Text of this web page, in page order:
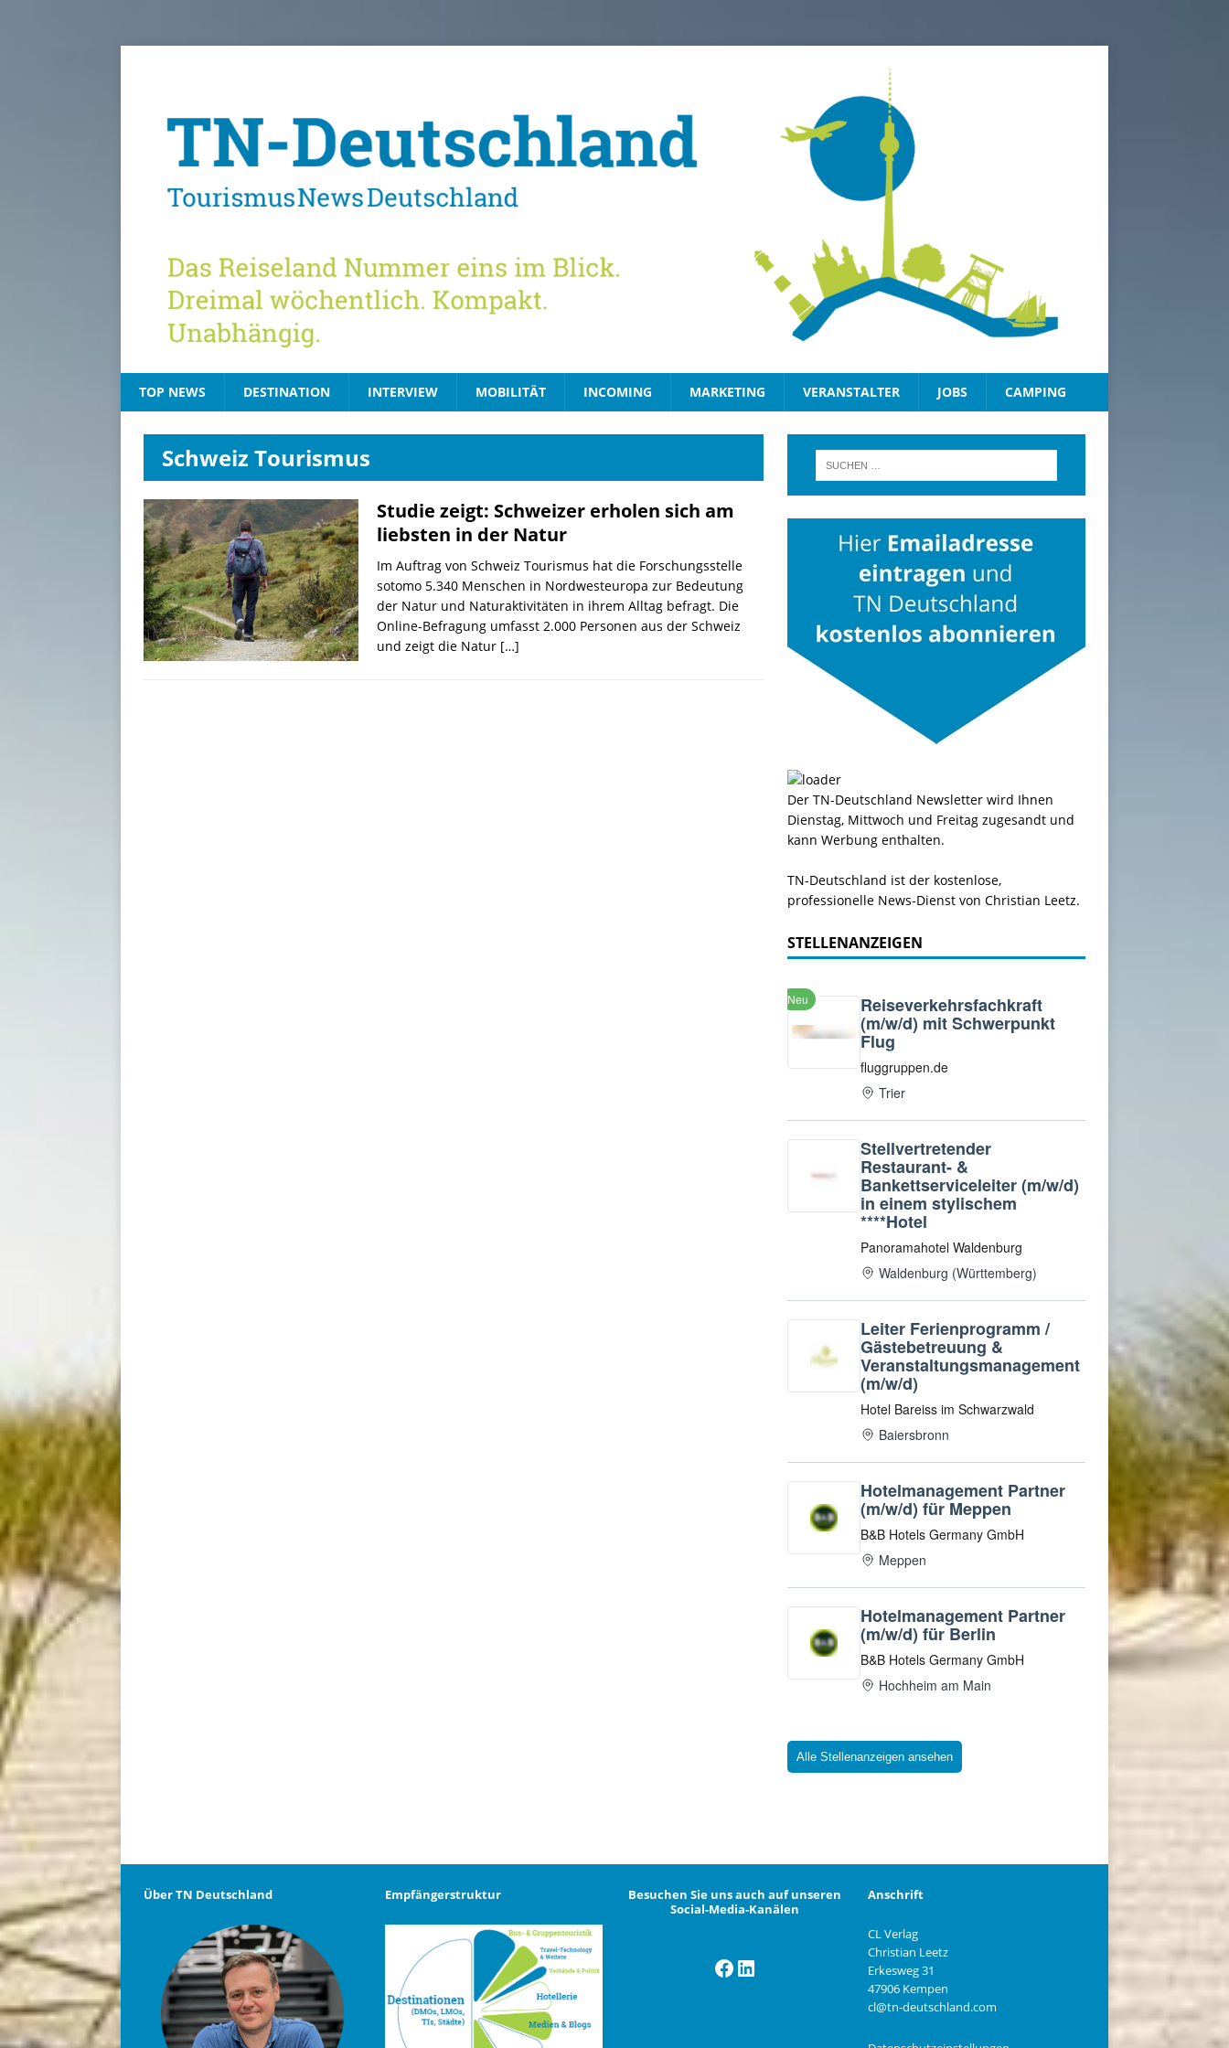
TOP NEWS DESTINATION INTERVIEW MOBILITÄT INCOMING MARKETING VERANSTALTER JOBS CAMPING
Schweiz Tourismus
Studie zeigt: Schweizer erholen sich am
liebsten in der Natur
Im Auftrag von Schweiz Tourismus hat die Forschungsstelle
sotomo 5.340 Menschen in Nordwesteuropa zur Bedeutung
der Natur und Naturaktivitäten in ihrem Alltag befragt. Die
Online-Befragung umfasst 2.000 Personen aus der Schweiz
und zeigt die Natur […]
Der TN-Deutschland Newsletter wird Ihnen
Dienstag, Mittwoch und Freitag zugesandt und
kann Werbung enthalten.
TN-Deutschland ist der kostenlose,
professionelle News-Dienst von Christian Leetz.
STELLENANZEIGEN
Alle Stellenanzeigen ansehen
Über TN Deutschland Empfängerstruktur
Besuchen Sie uns auch auf unseren
Social-Media-Kanälen
Facebook
LinkedIn
Anschrift
CL Verlag
Christian Leetz
Erkesweg 31
47906 Kempen
cl@tn-deutschland.com